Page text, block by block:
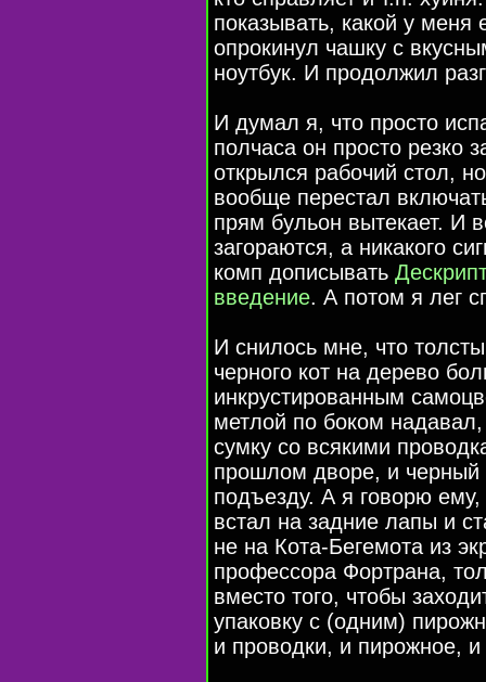
показывать, какой у меня
опрокинул чашку с
ноутбук. И продолжил
И думал я, что просто
полчаса он просто резко
открылся рабочий стол,
вообще перестал
прям бульон вытекает. И
загораются, а никакого
комп дописывать
введение. А потом я лег
И снилось мне, что
черного кот на дерево
инкрустированным
метлой по боком
сумку со всякими
прошлом дворе, и черный
подъезду. А я говорю
встал на задние лапы и
не на Кота-Бегемота из
профессора Фортрана,
вместо того, чтобы
упаковку с (одним)
и проводки, и пирожное,